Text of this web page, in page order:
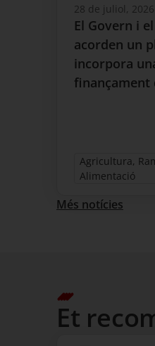
28 de juliol, 2026
El Govern i
acorden un
incorpora
finançament
Agricultura,
Alimentació
Més notícies
Et